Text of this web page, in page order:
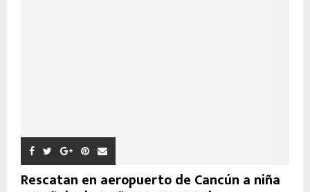
Rescatan en aeropuerto de Cancún a niña